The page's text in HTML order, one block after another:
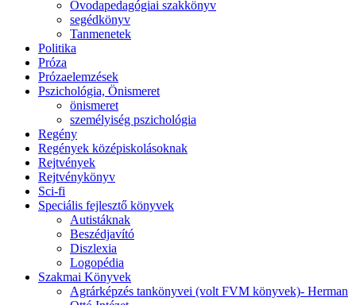
Óvodapedagógiai szakkönyv
segédkönyv
Tanmenetek
Politika
Próza
Prózaelemzések
Pszichológia, Önismeret
önismeret
személyiség pszichológia
Regény
Regények középiskolásoknak
Rejtvények
Rejtvénykönyv
Sci-fi
Speciális fejlesztő könyvek
Autistáknak
Beszédjavító
Diszlexia
Logopédia
Szakmai Könyvek
Agrárképzés tankönyvei (volt FVM könyvek)- Herman